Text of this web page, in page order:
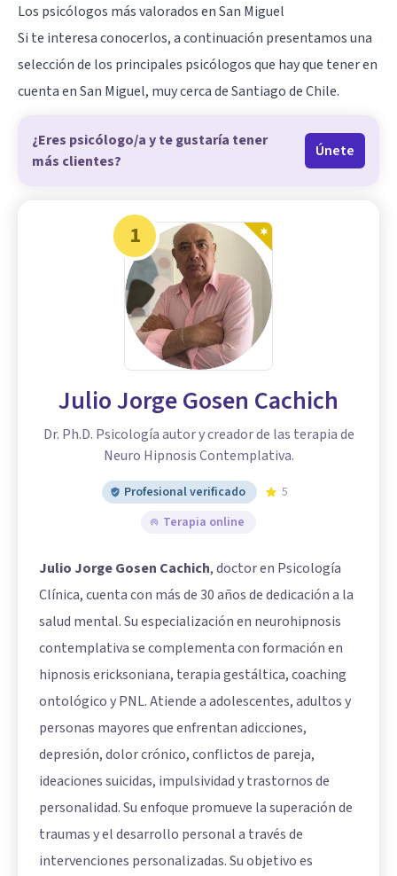
Los psicólogos más valorados en San Miguel
Si te interesa conocerlos, a continuación presentamos una
selección de los principales psicólogos que hay que tener en
cuenta en San Miguel, muy cerca deSantiago de Chile.
¿Eres psicólogo/a y te gustaría tener
más clientes?
Únete
1
Julio Jorge Gosen Cachich
Dr. Ph.D. Psicología autor y creador de las terapia de
Neuro Hipnosis Contemplativa.
Profesional verificado
5
Terapia online
Julio Jorge Gosen Cachich, doctor en Psicología
Clínica, cuenta con más de 30 años de dedicación a la
salud mental. Su especialización en neurohipnosis
contemplativa se complementa con formación en
hipnosis ericksoniana, terapia gestáltica, coaching
ontológico y PNL. Atiende a adolescentes, adultos y
personas mayores que enfrentan adicciones,
depresión, dolor crónico, conflictos de pareja,
ideaciones suicidas, impulsividad y trastornos de
personalidad. Su enfoque promueve la superación de
traumas y el desarrollo personal a través de
intervenciones personalizadas. Su objetivo es